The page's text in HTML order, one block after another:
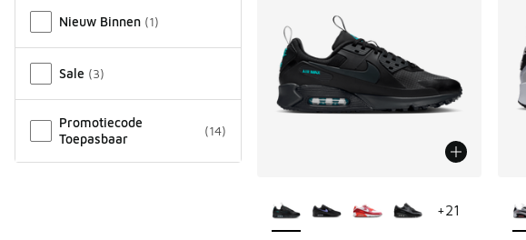
Nieuw Binnen (1)
Sale (3)
Promotiecode
Toepasbaar
(14)
+21